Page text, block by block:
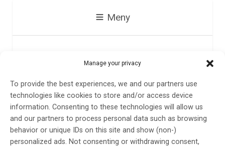
Manage your privacy
To provide the best experiences, we and our partners use
technologies like cookies to store and/or access device
information. Consenting to these technologies will allow us
and our partners to process personal data such as browsing
behavior or unique IDs on this site and show (non-)
personalized ads. Not consenting or withdrawing consent,
Meny
Måns Berglund